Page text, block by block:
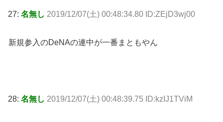
27: 名無し 2019/12/07(土) 00:48:34.80 ID:ZEjD3wj00
新規参入のDeNAの連中が一番まともやん
28: 名無し 2019/12/07(土) 00:48:39.75 ID:kzIJ1TViM